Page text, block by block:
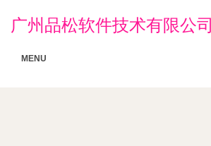
广州品松软件技术有限公司
MENU